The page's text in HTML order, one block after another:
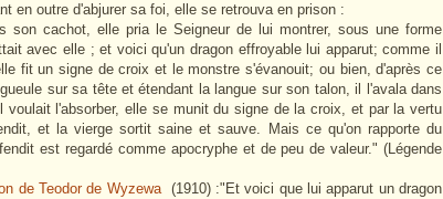
en outre d'abjurer sa foi, elle se retrouva en prison :
son cachot, elle pria le Seigneur de lui montrer, sous une forme
avec elle ; et voici qu'un dragon effroyable lui apparut; comme il
fit un signe de croix et le monstre s'évanouit; ou bien, d'après ce
sur sa tête et étendant la langue sur son talon, il l'avala dans
voulait l'absorber, elle se munit du signe de la croix, et par la vertu
et la vierge sortit saine et sauve. Mais ce qu'on rapporte du
est regardé comme apocryphe et de peu de valeur." (Légende
de Teodor de Wyzewa(1910) :"Et voici que lui apparut un dragon